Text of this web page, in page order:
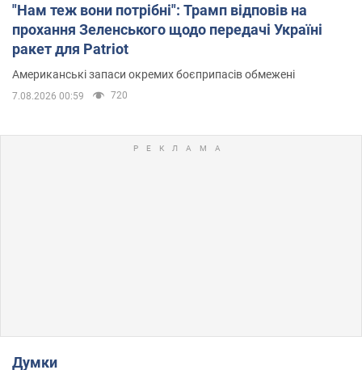
"Нам теж вони потрібні": Трамп відповів на
прохання Зеленського щодо передачі Україні
ракет для Patriot
Американські запаси окремих боєприпасів обмежені
7.08.2026 00:59 720
Думки